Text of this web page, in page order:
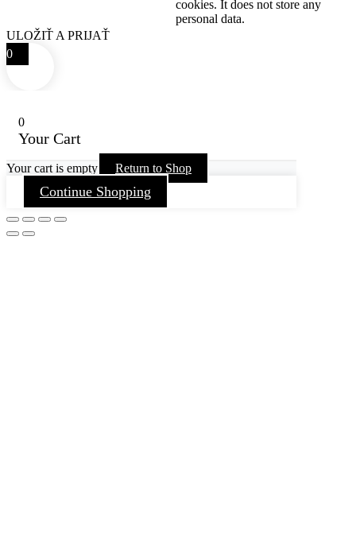
cookies. It does not store any
personal data.
ULOŽIŤ A PRIJAŤ
0
0
Your Cart
Your cart is empty Return to Shop
Continue Shopping